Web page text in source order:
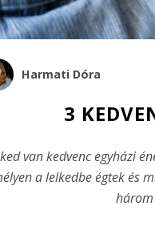
Harmati Dóra
3
van kedvenc egyházi
a lelkedbe égtek és
három